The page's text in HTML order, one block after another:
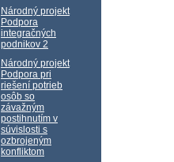
Národný projekt
Podpora
integračných
podnikov 2
Národný projekt
Podpora pri
riešení potrieb
osôb so
závažným
postihnutím v
súvislosti s
ozbrojeným
konfliktom